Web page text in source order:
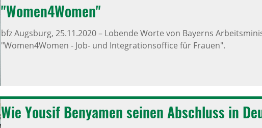
"Women4Women"
bfz Augsburg, 25.11.2020–Lobende Worte von Bayerns
"Women4Women - Job- und Integrationsoffice für Frauen".
Wie Yousif Benyamen seinen Abschluss in